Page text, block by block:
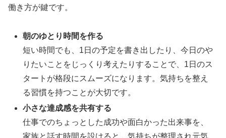
働き方が鍵です。
朝のゆとり時間を作る
短い時間でも、1日の予定を書き出したり、今日のや
りたいことをじっくり考えたりすることで、1日のス
タートが格段にスムーズになります。気持ちを整え
る習慣を持つことが大切です。
小さな達成感を共有する
仕事でのちょっとした成功や面白かった出来事を、
家族と話す時間を設けると、気持ちが整理され元気